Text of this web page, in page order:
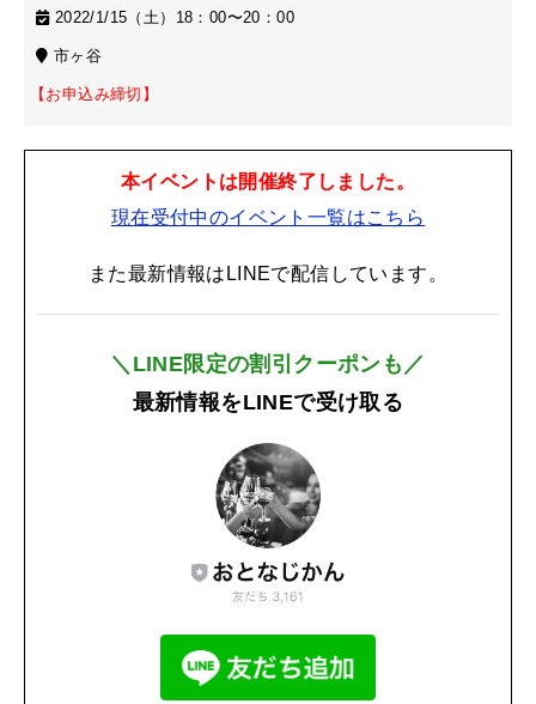
2022/1/15（土）18：00〜20：00
市ヶ谷
【お申込み締切】
本イベントは開催終了しました。
現在受付中のイベント一覧はこちら
また最新情報はLINEで配信しています。
＼LINE限定の割引クーポンも／
最新情報をLINEで受け取る